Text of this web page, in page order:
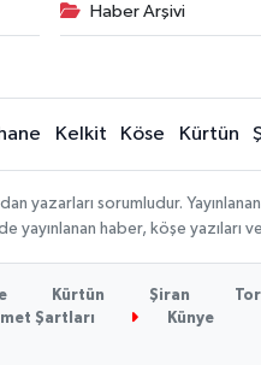
Haber Arşivi
Kelkit Köse Kürtün
yazarları sorumludur.
yayınlanan haber, köşe
Kürtün Şiran
Şartları Künye